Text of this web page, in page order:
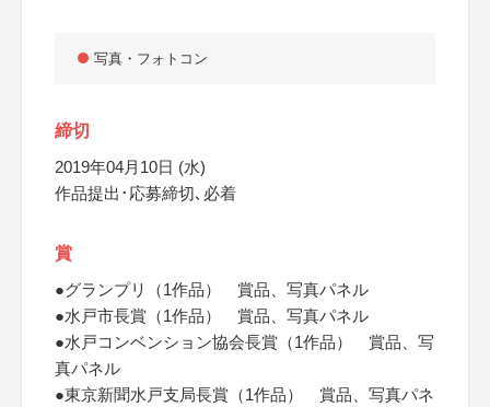
写真・フォトコン
締切
2019年04月10日 (水)
作品提出･応募締切､必着
賞
●グランプリ（1作品） 賞品、写真パネル
●水戸市長賞（1作品） 賞品、写真パネル
●水戸コンベンション協会長賞（1作品） 賞品、写
真パネル
●東京新聞水戸支局長賞（1作品） 賞品、写真パネ